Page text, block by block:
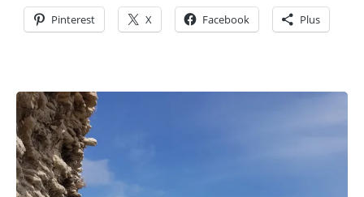
Pinterest X Facebook Plus